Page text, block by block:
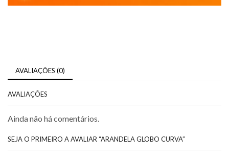
AVALIAÇÕES (0)
AVALIAÇÕES
Ainda não há comentários.
SEJA O PRIMEIRO A AVALIAR “ARANDELA GLOBO CURVA”